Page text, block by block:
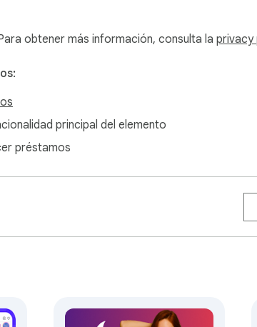
de Instagram desde la computadora sin pasos
contenido recurrente y rutinas de
obtener más información, consulta la privacy
principal del elemento
préstamos